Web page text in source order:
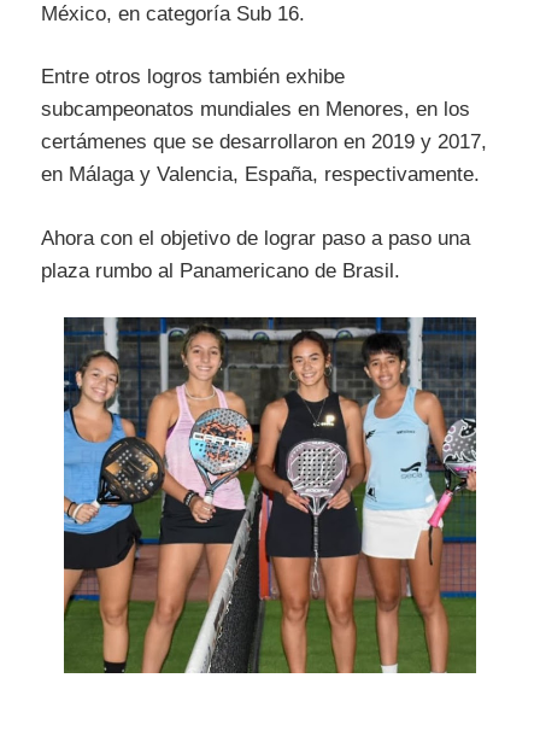
México, en categoría Sub 16.
Entre otros logros también exhibe
subcampeonatos mundiales en Menores, en los
certámenes que se desarrollaron en 2019 y 2017,
en Málaga y Valencia, España, respectivamente.
Ahora con el objetivo de lograr paso a paso una
plaza rumbo al Panamericano de Brasil.